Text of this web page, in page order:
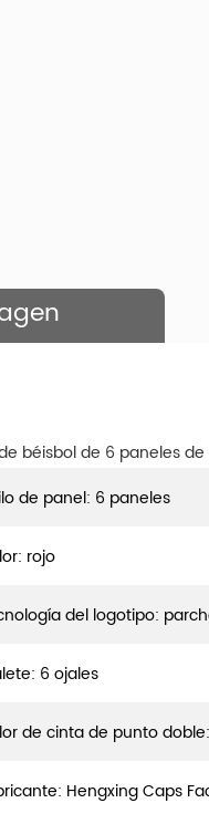
béisbol de 6 paneles
de panel: 6 paneles
rojo
del logotipo:
6 ojales
de cinta de punto
Hengxing Caps